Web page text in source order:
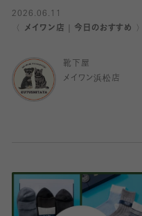
2026.06.11
〈 メイワン店｜今日のおすすめ 〉
靴下屋
メイワン浜松店